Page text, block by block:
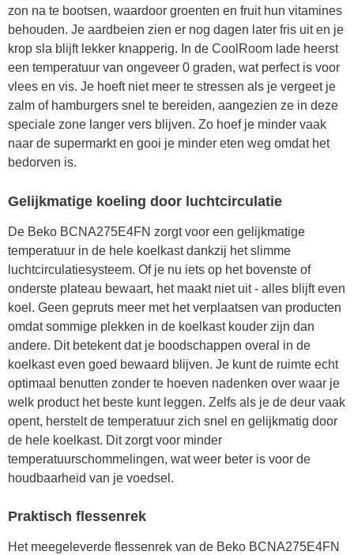
zon na te bootsen, waardoor groenten en fruit hun vitamines
behouden. Je aardbeien zien er nog dagen later fris uit en je
krop sla blijft lekker knapperig. In de CoolRoom lade heerst
een temperatuur van ongeveer 0 graden, wat perfect is voor
vlees en vis. Je hoeft niet meer te stressen als je vergeet je
zalm of hamburgers snel te bereiden, aangezien ze in deze
speciale zone langer vers blijven. Zo hoef je minder vaak
naar de supermarkt en gooi je minder eten weg omdat het
bedorven is.
Gelijkmatige koeling door luchtcirculatie
De Beko BCNA275E4FN zorgt voor een gelijkmatige
temperatuur in de hele koelkast dankzij het slimme
luchtcirculatiesysteem. Of je nu iets op het bovenste of
onderste plateau bewaart, het maakt niet uit - alles blijft even
koel. Geen gepruts meer met het verplaatsen van producten
omdat sommige plekken in de koelkast kouder zijn dan
andere. Dit betekent dat je boodschappen overal in de
koelkast even goed bewaard blijven. Je kunt de ruimte echt
optimaal benutten zonder te hoeven nadenken over waar je
welk product het beste kunt leggen. Zelfs als je de deur vaak
opent, herstelt de temperatuur zich snel en gelijkmatig door
de hele koelkast. Dit zorgt voor minder
temperatuurschommelingen, wat weer beter is voor de
houdbaarheid van je voedsel.
Praktisch flessenrek
Het meegeleverde flessenrek van de Beko BCNA275E4FN